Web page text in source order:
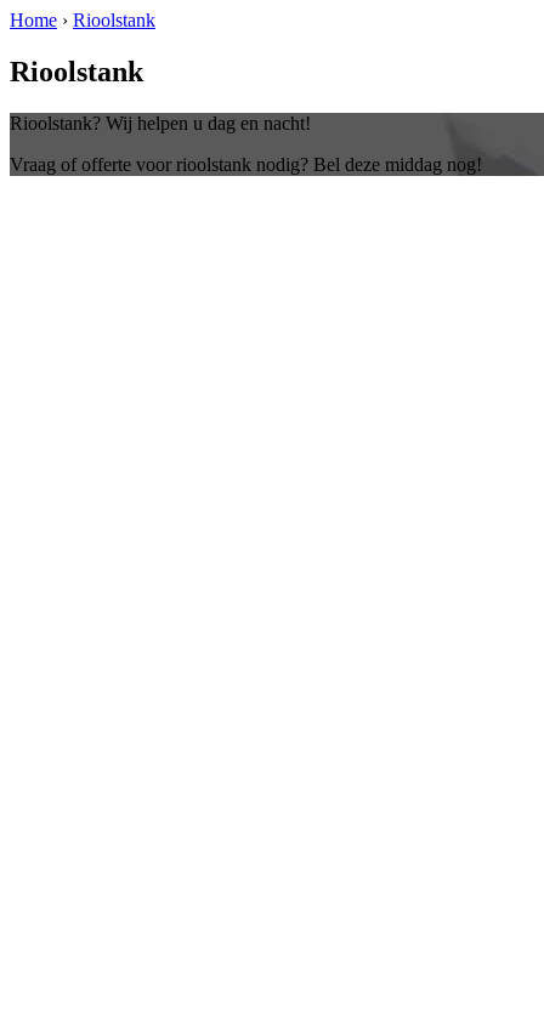
Home › Rioolstank
Rioolstank
Rioolstank? Wij helpen u dag en nacht!
Vraag of offerte voor rioolstank nodig? Bel deze middag nog!